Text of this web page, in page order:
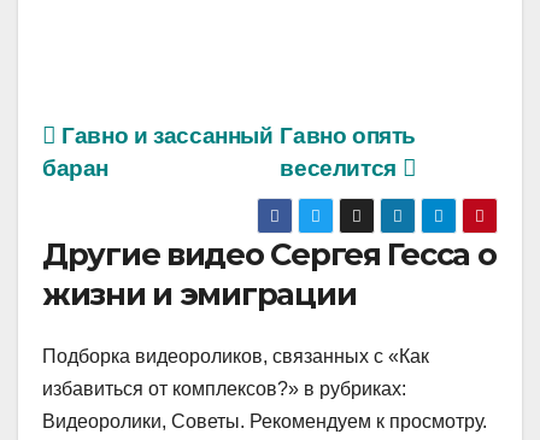
Гавно опять
веселится
Гавно и зассанный
баран
Другие видео Сергея Гесса о
жизни и эмиграции
Подборка видеороликов, связанных с «Как
избавиться от комплексов?» в рубриках:
Видеоролики, Советы. Рекомендуем к просмотру.